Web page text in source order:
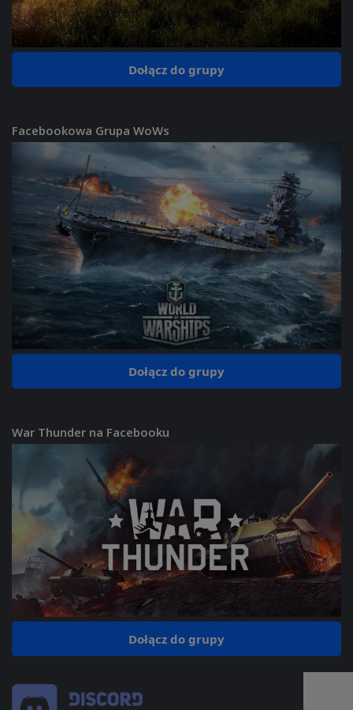
Dołącz do grupy
Facebookowa Grupa WoWs
Dołącz do grupy
War Thunder na Facebooku
Dołącz do grupy